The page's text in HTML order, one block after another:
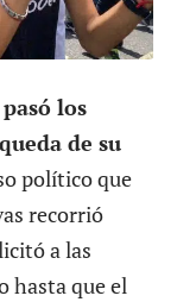
pasó los
de su
político que
recorrió
a las
hasta que el